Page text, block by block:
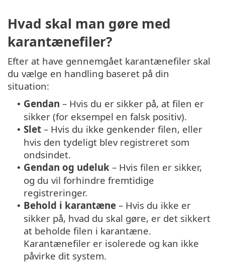
Hvad skal man gøre med
karantænefiler?
Efter at have gennemgået karantænefiler skal
du vælge en handling baseret på din
situation:
• Gendan – Hvis du er sikker på, at filen er
sikker (for eksempel en falsk positiv).
• Slet – Hvis du ikke genkender filen, eller
hvis den tydeligt blev registreret som
ondsindet.
• Gendan og udeluk – Hvis filen er sikker,
og du vil forhindre fremtidige
registreringer.
• Behold i karantæne – Hvis du ikke er
sikker på, hvad du skal gøre, er det sikkert
at beholde filen i karantæne.
Karantænefiler er isolerede og kan ikke
påvirke dit system.